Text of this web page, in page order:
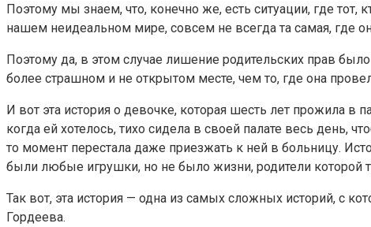
Поэтому мы знаем, что, конечно же, есть ситуации, где
нашем неидеальном мире, совсем не всегда та самая, где
Поэтому да, в этом случае лишение родительских прав
более страшном и не открытом месте, чем то, где она
И вот эта история о девочке, которая шесть лет прожила в
когда ей хотелось, тихо сидела в своей палате весь день,
то момент перестала даже приезжать к ней в больницу.
были любые игрушки, но не было жизни, родители которой
Так вот, эта история — одна из самых сложных историй, с
Гордеева.